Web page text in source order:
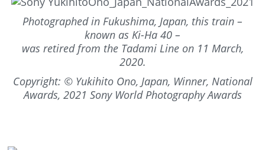
Photographed in Fukushima, Japan, this train –
known as Ki-Ha 40 –
was retired from the Tadami Line on 11 March,
2020.
Copyright: © Yukihito Ono, Japan, Winner, National
Awards, 2021 Sony World Photography Awards